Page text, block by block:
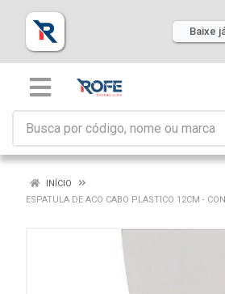
Baixe
INÍCIO
ESPATULA DE ACO CABO PLASTICO 12CM -